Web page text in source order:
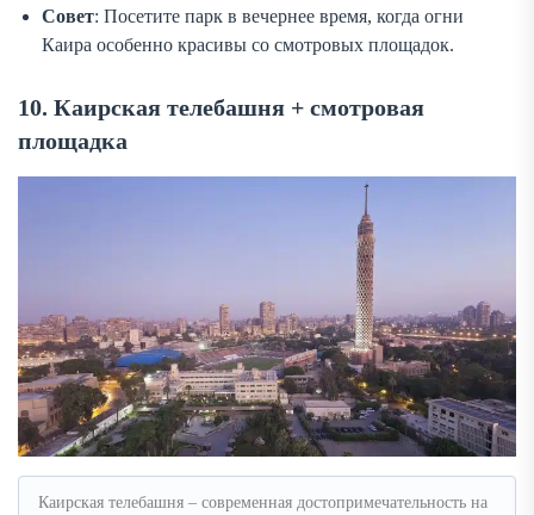
Совет: Посетите парк в вечернее время, когда огни
Каира особенно красивы со смотровых площадок.
10. Каирская телебашня + смотровая
площадка
Каирская телебашня – современная достопримечательность на